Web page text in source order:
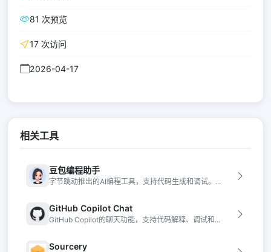
81 次预览
17 次访问
2026-04-17
相关工具
豆包编程助手
字节跳动推出的AI编程工具，支持代码生成和调试。...
GitHub Copilot Chat
GitHub Copilot的聊天功能，支持代码解释、调试和...
Sourcery